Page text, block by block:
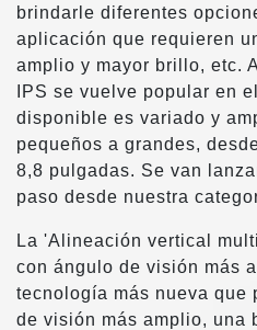
brindarle diferentes
aplicación que requieren
amplio y mayor brillo, etc.
IPS se vuelve popular en
disponible es variado y
pequeños a grandes,
8,8 pulgadas. Se van
paso desde nuestra
La 'Alineación vertical
con ángulo de visión más
tecnología más nueva que
de visión más amplio, una